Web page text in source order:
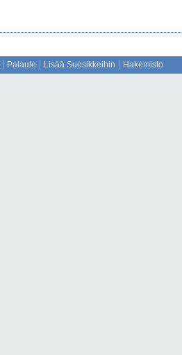
Palaute Lisää Suosikkeihin Hakemisto